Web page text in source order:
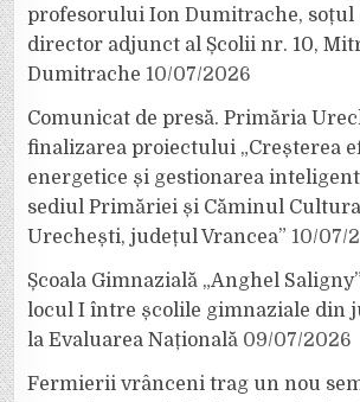
profesorului Ion Dumitrache, soțul
director adjunct al Școlii nr. 10,
Dumitrache 10/07/2026
Comunicat de presă. Primăria
finalizarea proiectului „Creșterea
energetice și gestionarea
sediul Primăriei și Căminul
Urechești, județul Vrancea” 10/07/
Școala Gimnazială „Anghel
locul I între școlile gimnaziale din
la Evaluarea Națională 09/07/2026
Fermierii vrânceni trag un nou